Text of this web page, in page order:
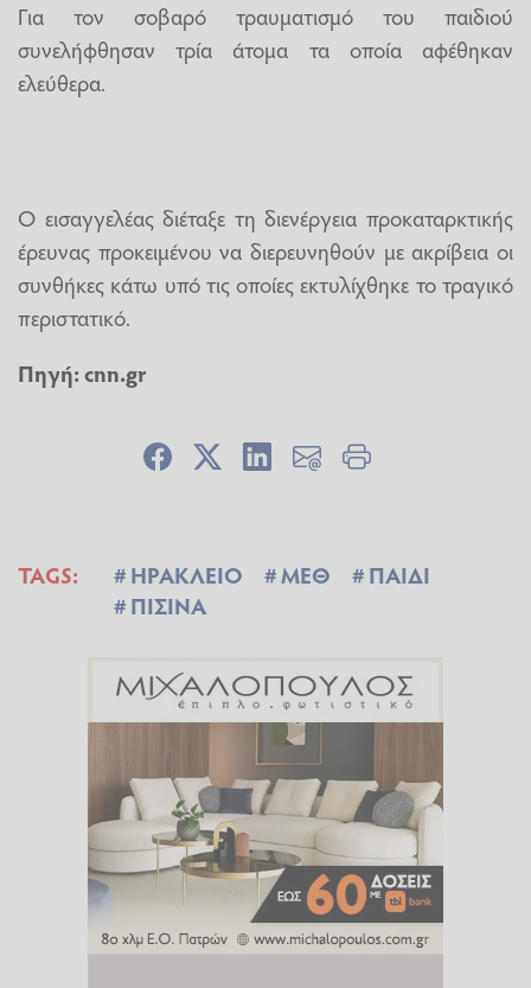
Για τον σοβαρό τραυματισμό του παιδιού
συνελήφθησαν τρία άτομα τα οποία αφέθηκαν
ελεύθερα.
Ο εισαγγελέας διέταξε τη διενέργεια προκαταρκτικής
έρευνας προκειμένου να διερευνηθούν με ακρίβεια οι
συνθήκες κάτω υπό τις οποίες εκτυλίχθηκε το τραγικό
περιστατικό.
Πηγή: cnn.gr
TAGS: ΗΡΑΚΛΕΙΟ ΜΕΘ
ΠΑΙΔΙ
ΠΙΣΙΝΑ